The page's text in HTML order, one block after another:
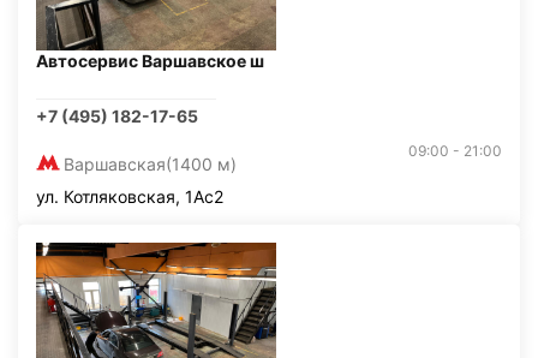
Автосервис Варшавское ш
+7 (495) 182-17-65
Варшавская(1400 м)
09:00 - 21:00
ул. Котляковская, 1Ас2